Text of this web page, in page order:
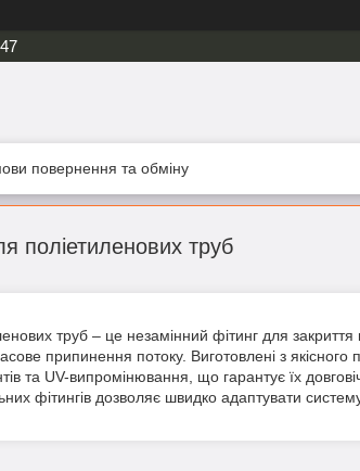
повернення та обміну
поліетиленових труб
труб – це незамінний фітинг для
припинення потоку. Виготовлені з якісного
та UV-випромінювання, що гарантує їх
фітингів дозволяє швидко адаптувати